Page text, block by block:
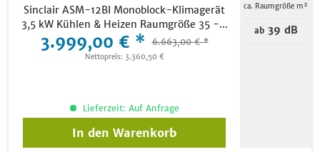
Sinclair ASM-12BI Monoblock-Klimagerät
3,5 kW Kühlen & Heizen Raumgröße 35 -...
3.999,00 € * 6.663,00 € *
Nettopreis: 3.360,50 €
ca. Raumgröße m²
ab39 dB
Lieferzeit: Auf Anfrage
In den Warenkorb